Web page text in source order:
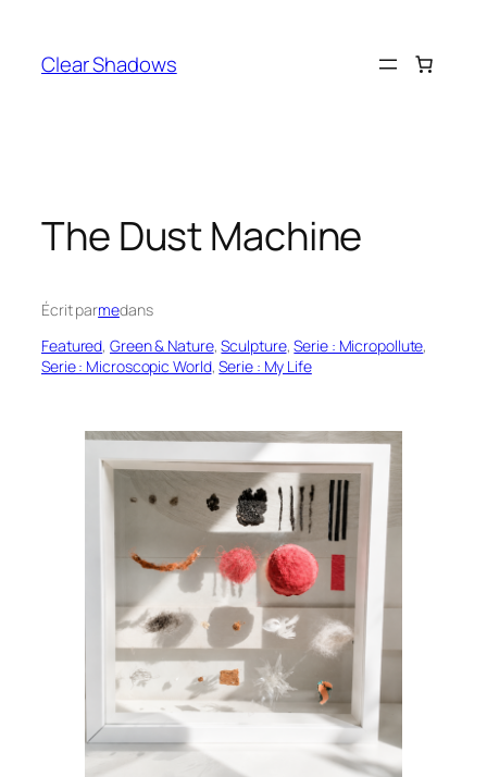
contenu
Clear Shadows
The Dust Machine
Écrit parmedans
Featured, Green & Nature, Sculpture, Serie : Micropollute
Serie : Microscopic World, Serie : My Life